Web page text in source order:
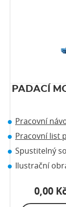
PADACÍ
Pracovní
Pracovní list
Spustitelný
Ilustrační
0,00